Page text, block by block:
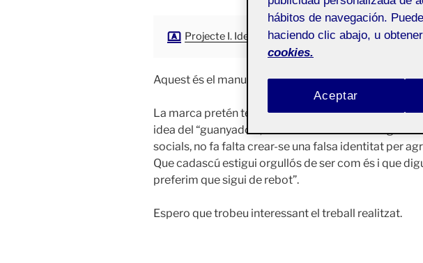
Projecte I. Identitat i marca Pública
Aquest és el manual de la marca d’streetwearLucky
La marca pretén tenir una filosofia potent, en una
idea del “guanyador”, diu: no cal tenir molts
socials, no fa falta crear-se una falsa identitat per
Que cadascú estigui orgullós de ser com és i que
preferim que sigui de rebot”.
Espero que trobeu interessant el treball realitzat.
hábitos de navegación.
haciendo clic abajo, u
cookies.
Aceptar